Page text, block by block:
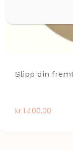
Slipp din
kr 1.400,00